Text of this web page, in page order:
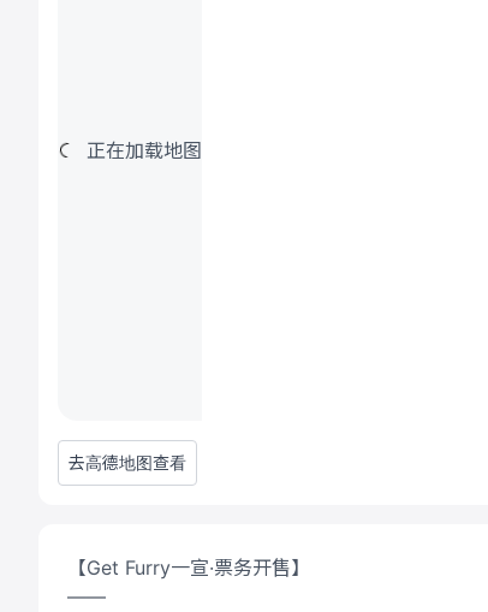
正在加载地图
去高德地图查看
【Get Furry一宣·票务开售】
——